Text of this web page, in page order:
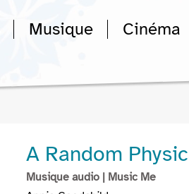
Musique Cinéma
A Random
Musique audio | Music Me